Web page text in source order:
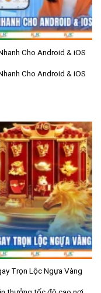
Cho Android & iOS
Cho Android & iOS
Trọn Lộc Ngựa Vàng